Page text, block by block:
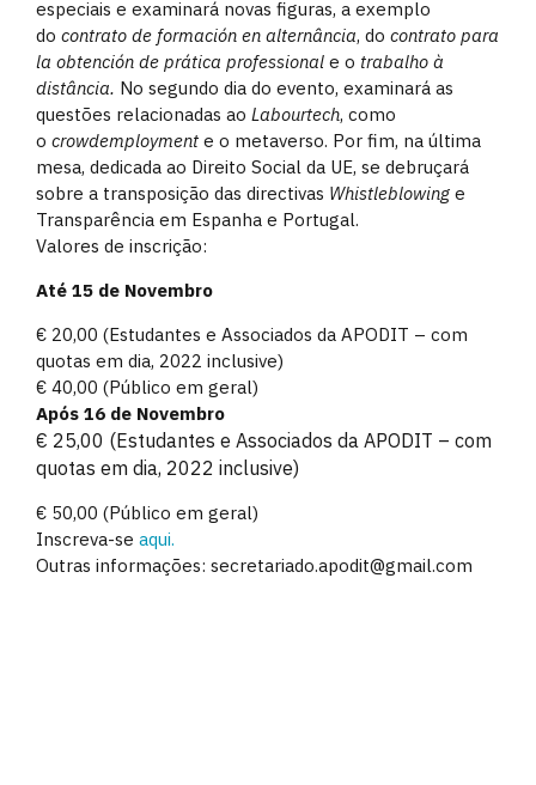
especiais e examinará novas figuras, a exemplo
do contrato de formación en alternância, do contrato para
la obtención de prática professional e o trabalho à
distância. No segundo dia do evento, examinará as
questões relacionadas ao Labourtech, como
o crowdemployment e o metaverso. Por fim, na última
mesa, dedicada ao Direito Social da UE, se debruçará
sobre a transposição das directivas Whistleblowing e
Transparência em Espanha e Portugal.
Valores de inscrição:
Até 15 de Novembro
€ 20,00 (Estudantes e Associados da APODIT – com
quotas em dia, 2022 inclusive)
€ 40,00 (Público em geral)
Após 16 de Novembro
€ 25,00 (Estudantes e Associados da APODIT – com
quotas em dia, 2022 inclusive)
€ 50,00 (Público em geral)
Inscreva-se aqui.
Outras informações: secretariado.apodit@gmail.com